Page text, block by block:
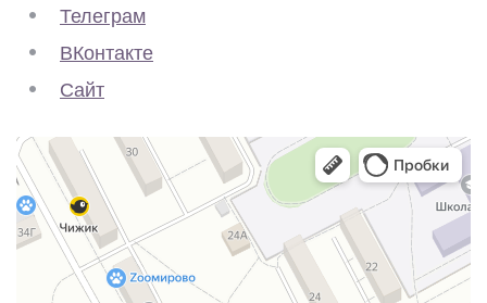
Телеграм
ВКонтакте
Сайт